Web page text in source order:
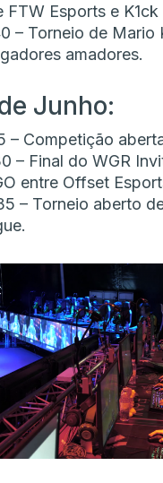
FTW Esports e K1ck
– Torneio de Mario
amadores.
Junho:
– Competição
– Final do WGR
entre Offset
– Torneio aberto